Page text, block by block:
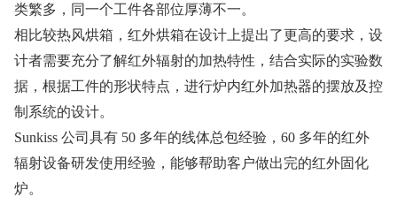
类繁多，同一个工件各部位厚薄不一。
相比较热风烘箱，红外烘箱在设计上提出了更高的要求，设
计者需要充分了解红外辐射的加热特性，结合实际的实验数
据，根据工件的形状特点，进行炉内红外加热器的摆放及控
制系统的设计。
Sunkiss 公司具有 50 多年的线体总包经验，60 多年的红外
辐射设备研发使用经验，能够帮助客户做出完的红外固化
炉。